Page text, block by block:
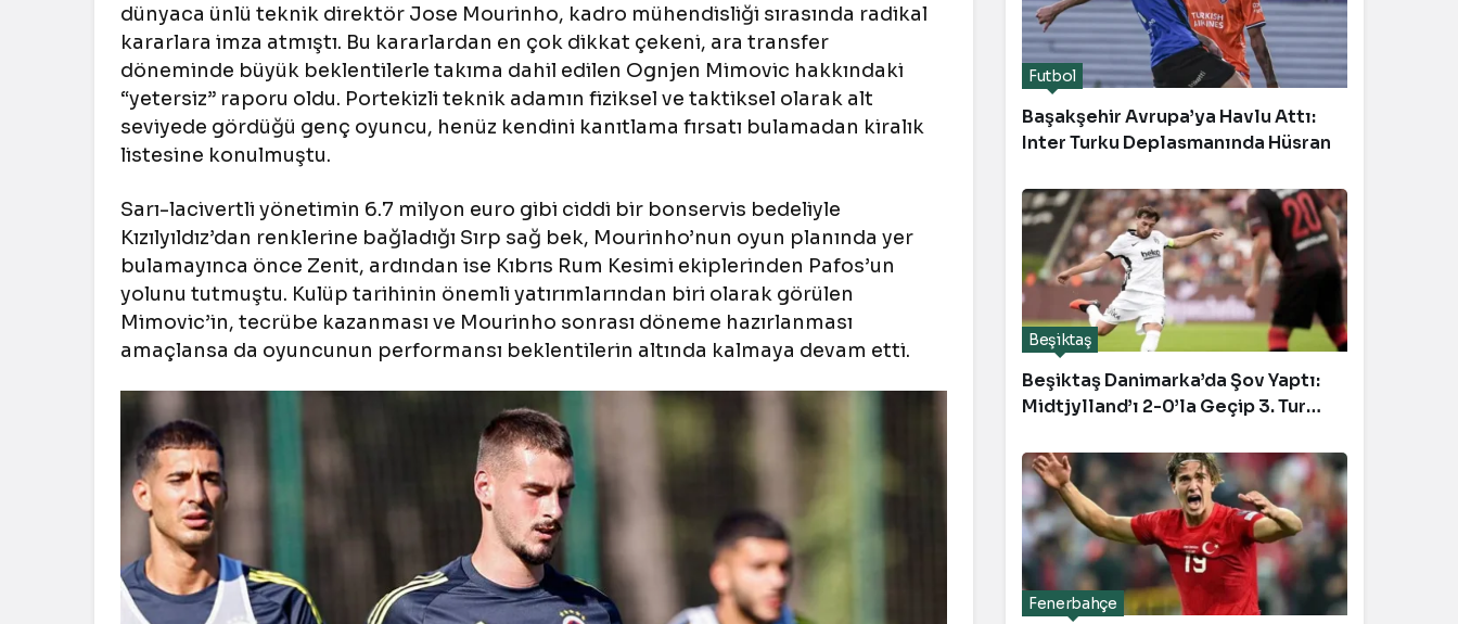
dünyaca ünlü teknik direktör Jose Mourinho, kadro mühendisliği sırasında radikal
kararlara imza atmıştı. Bu kararlardan en çok dikkat çekeni, ara transfer
döneminde büyük beklentilerle takıma dahil edilen Ognjen Mimovic hakkındaki
“yetersiz” raporu oldu. Portekizli teknik adamın fiziksel ve taktiksel olarak alt
seviyede gördüğü genç oyuncu, henüz kendini kanıtlama fırsatı bulamadan kiralık
listesine konulmuştu.
Sarı-lacivertli yönetimin 6.7 milyon euro gibi ciddi bir bonservis bedeliyle
Kızılyıldız’dan renklerine bağladığı Sırp sağ bek, Mourinho’nun oyun planında yer
bulamayınca önce Zenit, ardından ise Kıbrıs Rum Kesimi ekiplerinden Pafos’un
yolunu tutmuştu. Kulüp tarihinin önemli yatırımlarından biri olarak görülen
Mimovic’in, tecrübe kazanması ve Mourinho sonrası döneme hazırlanması
amaçlansa da oyuncunun performansı beklentilerin altında kalmaya devam etti.
Futbol
Başakşehir Avrupa’ya Havlu Attı:
Inter Turku Deplasmanında Hüsran
Beşiktaş
Beşiktaş Danimarka’da Şov Yaptı:
Midtjylland’ı 2-0’la Geçip 3. Tura
Fenerbahçe